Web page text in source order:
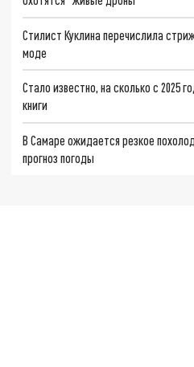
Стилист Куклина перечислила
моде
Стало известно, на сколько с 2025
книги
В Самаре ожидается резкое
прогноз погоды